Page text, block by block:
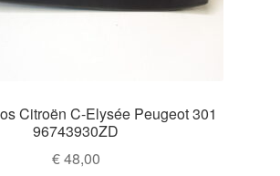
Citroën C-Elysée Peugeot 301
96743930ZD
€48,00